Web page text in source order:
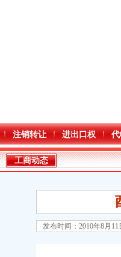
注销转让 进出口权
出口权)
工商动态
发布时间：2010年8月